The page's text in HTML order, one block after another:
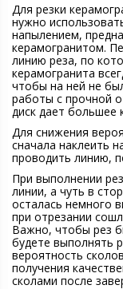
Для резки
нужно
напылением,
керамогранитом.
линию реза, по
керамогранита
чтобы на ней не
работы с прочной
диск дает большее
Для снижения
сначала наклеить
проводить линию,
При выполнении
линии, а чуть в
осталась немного
при отрезании
Важно, чтобы рез
будете выполнять
вероятность
получения
сколами после